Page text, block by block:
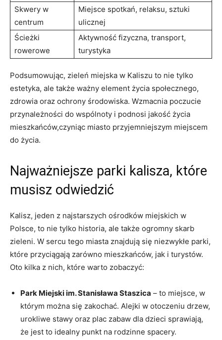
Skwery w
centrum
Miejsce spotkań, relaksu, sztuki
ulicznej
Ścieżki⁣
rowerowe
Aktywność fizyczna, transport,
turystyka
Podsumowując, zieleń miejska w Kaliszu to nie tylko
estetyka, ale także ważny element⁢ życia społecznego,
zdrowia oraz ochrony środowiska. Wzmacnia poczucie​
przynależności do wspólnoty i podnosi jakość życia
mieszkańców,czyniąc miasto ‍przyjemniejszym miejscem
do życia.
Najważniejsze parki kalisza,‌ które
musisz odwiedzić
Kalisz, jeden z najstarszych ośrodków miejskich w
Polsce, to ‍nie tylko historia, ale także ogromny skarb
zieleni. W sercu tego miasta znajdują się niezwykłe parki,
które przyciągają zarówno mieszkańców, jak i turystów.
Oto kilka z nich, które warto‍ zobaczyć:
Park Miejski im. Stanisława Staszica – to miejsce, w
którym można ⁤się⁤ zakochać. Alejki w otoczeniu drzew,
urokliwe stawy oraz⁣ plac zabaw dla dzieci sprawiają,
że⁢ jest to idealny punkt na rodzinne spacery.